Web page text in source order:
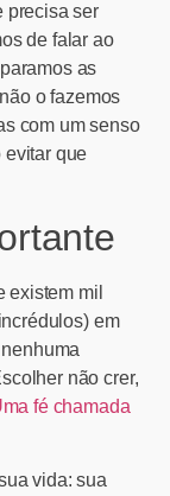
precisa ser
de falar ao
as
o fazemos
com um senso
evitar que
existem mil
em
não crer,
fé chamada
vida: sua